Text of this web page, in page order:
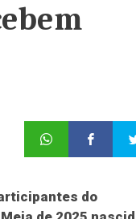
do